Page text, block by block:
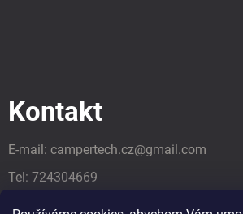
Kontakt
E-mail: campertech.cz@gmail.com
Tel: 724304669